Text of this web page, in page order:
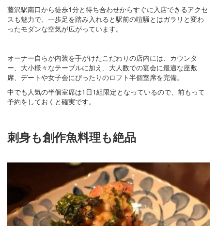
藤沢駅南口から徒歩1分と待ち合わせからすぐに入店できるアクセ
スも魅力で、一歩足を踏み入れると駅前の喧騒とはガラリと変わ
ったモダンな空気が広がっています。
オーナー自らが内装を手がけたこだわりの店内には、カウンタ
ー、大小様々なテーブルに加え、大人数での宴会に最適な座敷
席、デートや女子会にぴったりのロフト半個室席を完備。
中でも人気の半個室席は1日1組限定となっているので、前もって
予約をしておくと確実です。
刺身も創作魚料理も絶品